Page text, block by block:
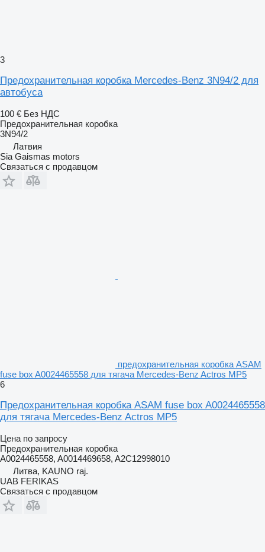
3
Предохранительная коробка Mercedes-Benz 3N94/2 для
автобуса
100 € Без НДС
Предохранительная коробка
3N94/2
Латвия
Sia Gaismas motors
Связаться с продавцом
предохранительная коробка ASAM
fuse box A0024465558 для тягача Mercedes-Benz Actros MP5
6
Предохранительная коробка ASAM fuse box A0024465558
для тягача Mercedes-Benz Actros MP5
Цена по запросу
Предохранительная коробка
A0024465558, A0014469658, A2C12998010
Литва, KAUNO raj.
UAB FERIKAS
Связаться с продавцом